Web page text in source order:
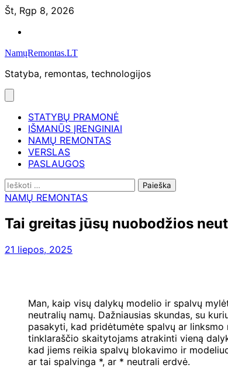
Skip
content
Št, Rgp 8, 2026
NamųRemontas.LT
Statyba, remontas, technologijos
STATYBŲ PRAMONĖ
IŠMANŪS ĮRENGINIAI
NAMŲ REMONTAS
VERSLAS
PASLAUGOS
Ieškoti:
NAMŲ REMONTAS
Tai greitas jūsų nuobodžios
21 liepos, 2025
Man, kaip visų dalykų modelio ir spalvų
neutralių namų. Dažniausias skundas, su
pasakyti, kad pridėtumėte spalvų ar
tinklaraščio skaitytojams atrakinti vieną
kad jiems reikia spalvų blokavimo ir
ar tai spalvinga *, ar * neutrali erdvė.